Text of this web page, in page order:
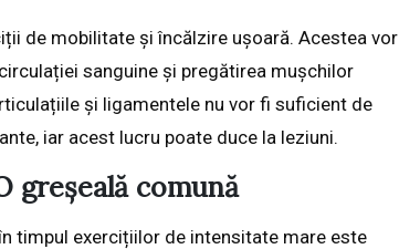
de mobilitate și încălzire ușoară. Acestea vor
sanguine și pregătirea mușchilor
și ligamentele nu vor fi suficient de
iar acest lucru poate duce la leziuni.
greșeală comună
timpul exercițiilor de intensitate mare este